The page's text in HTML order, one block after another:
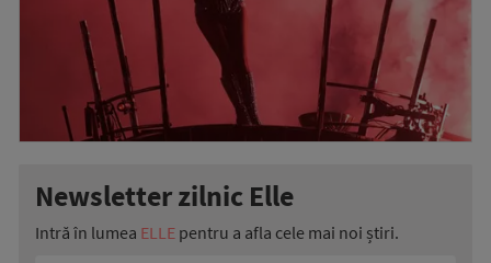
Newsletter zilnic Elle
Intră în lumea ELLE pentru a afla cele mai noi știri.